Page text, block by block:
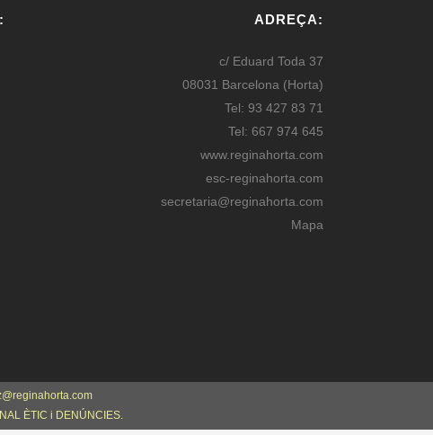
ADREÇA:
c/ Eduard Toda 37
08031 Barcelona (Horta)
Tel: 93 427 83 71
Tel: 667 974 645
www.reginahorta.com
esc-reginahorta.com
secretaria@reginahorta.com
Mapa
ÈTIC i DENÚNCIES.